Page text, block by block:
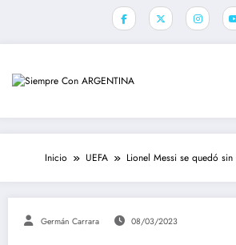
Inicio UEFA Lionel Messi se quedó
Germán Carrara 08/03/2023